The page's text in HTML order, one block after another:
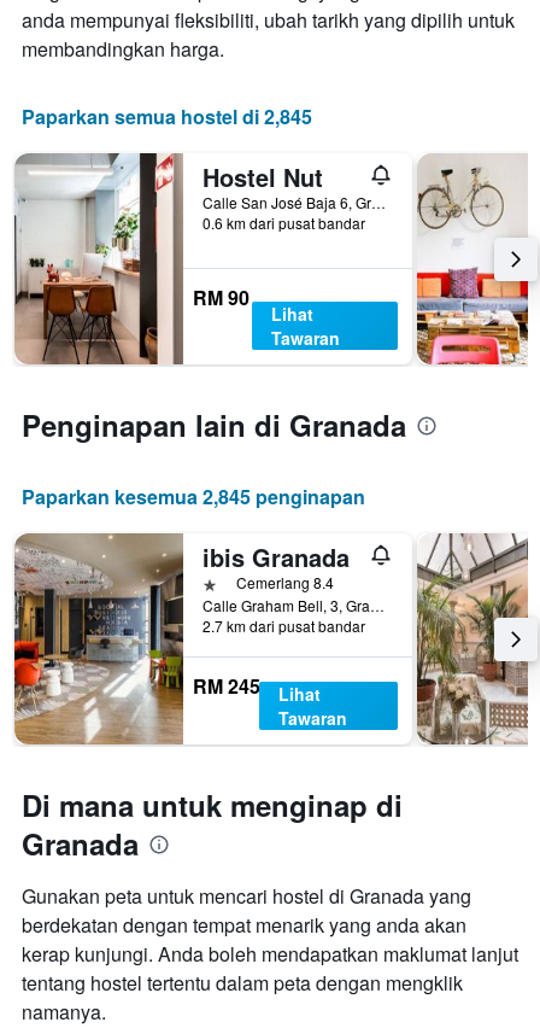
penginapan
Carta
mempunyai
paksi
Y
yang
memaparkan
harga
anda mempunyai fleksibiliti, ubah tarikh yang dipilih untuk
membandingkan harga.
Paparkan semua hostel di 2,845
Hostel Nut
Calle San José Baja 6, Granada, Andalusia, Sepanyol
0.6 km dari pusat bandar
RM 90
Lihat
Tawaran
Penginapan lain di Granada
Paparkan kesemua 2,845 penginapan
ibis Granada
1 bintang
Cemerlang 8.4
Calle Graham Bell, 3, Granada, Andalusia, Sepanyol
2.7 km dari pusat bandar
RM 245
Lihat
Tawaran
Di mana untuk menginap di
Granada
Gunakan peta untuk mencari hostel di Granada yang
berdekatan dengan tempat menarik yang anda akan
kerap kunjungi. Anda boleh mendapatkan maklumat lanjut
tentang hostel tertentu dalam peta dengan mengklik
namanya.